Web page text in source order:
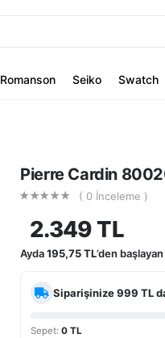
Romanson Seiko Swatch
Pierre Cardin
( 0 İnceleme )
2.349 TL
Ayda195,75 TL’den
Siparişinize999 TL
Sepet:0 TL